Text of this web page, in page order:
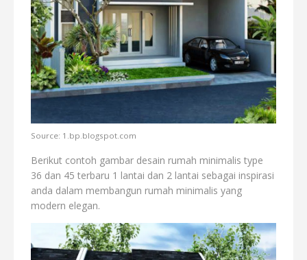
Source: 1.bp.blogspot.com
Berikut contoh gambar desain rumah minimalis type
36 dan 45 terbaru 1 lantai dan 2 lantai sebagai inspirasi
anda dalam membangun rumah minimalis yang
modern elegan.